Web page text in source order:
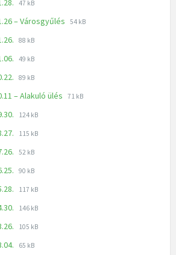
47 kB
– Városgyűlés 54 kB
88 kB
49 kB
89 kB
– Alakuló ülés 71 kB
124 kB
115 kB
52 kB
90 kB
117 kB
146 kB
105 kB
65 kB